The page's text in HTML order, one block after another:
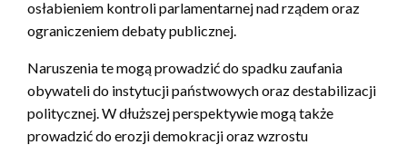
osłabieniem kontroli parlamentarnej nad rządem oraz
ograniczeniem debaty publicznej.
Naruszenia te mogą prowadzić do spadku zaufania
obywateli do instytucji państwowych oraz destabilizacji
politycznej. W dłuższej perspektywie mogą także
prowadzić do erozji demokracji oraz wzrostu